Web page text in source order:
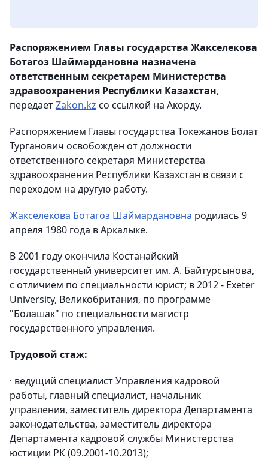
Распоряжением Главы государства Жакселекова
Ботагоз Шаймардановна назначена
ответственным секретарем Министерства
здравоохранения Республики Казахстан,
передаетZakon.kz со ссылкой на Акорду.
Распоряжением Главы государства Токежанов Болат
Турганович освобожден от должности
ответственного секретаря Министерства
здравоохранения Республики Казахстан в связи с
переходом на другую работу.
Жакселекова Ботагоз Шаймардановна родилась 9
апреля 1980 года в Аркалыке.
В 2001 году окончила Костанайский
государственный университет им. А. Байтурсынова,
с отличием по специальности юрист; в 2012 - Exeter
University, Великобритания, по программе
"Болашак" по специальности магистр
государственного управления.
Трудовой стаж:
· ведущий специалист Управления кадровой
работы, главный специалист, начальник
управления, заместитель директора Департамента
законодательства, заместитель директора
Департамента кадровой службы Министерства
юстиции РК (09.2001-10.2013);